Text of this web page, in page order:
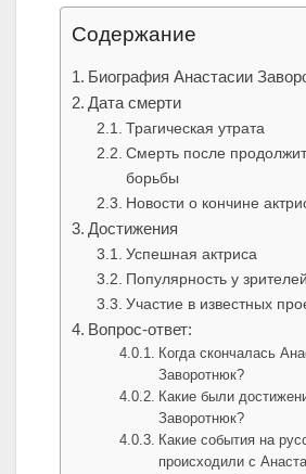
Содержание
Биография Анастасии
Дата смерти
Трагическая утрата
Смерть после
борьбы
Новости о кончине
Достижения
Успешная актриса
Популярность у зрителей
Участие в известных
Вопрос-ответ:
Когда скончалась
Заворотнюк?
Какие были
Заворотнюк?
Какие события на
происходили с